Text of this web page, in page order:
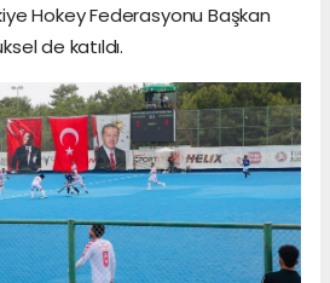
Hokey Federasyonu Başkan
de katıldı.